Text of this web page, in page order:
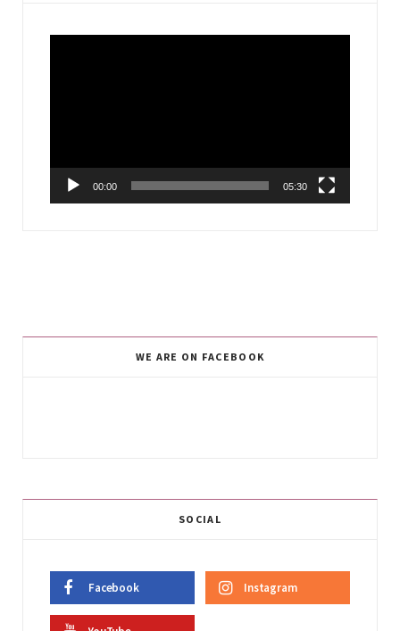
00:00 05:30
WE ARE ON FACEBOOK
SOCIAL
Facebook Instagram